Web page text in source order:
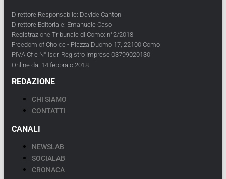
Direttore Responsabile: Davide Cantoni
Direttore Editoriale: Emanuele Caso
Registrazione Tribunale di Como: n°2/2018
Freedom of Choice - Piazza Duomo 17, 22100 Como
PIVA Cf e N° Iscr. Registro Imprese 03799020130
Online dal 14 febbraio 2018
REDAZIONE
CHI SIAMO
CONTATTI
CANALI
NEWSLAB
SOCIALAB
CRONACA